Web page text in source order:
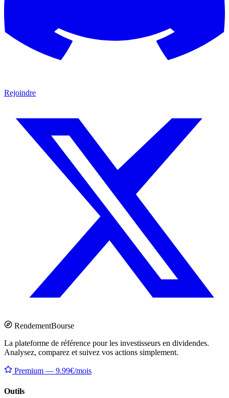
Rejoindre
RendementBourse
La plateforme de référence pour les investisseurs en dividendes.
Analysez, comparez et suivez vos actions simplement.
Premium — 9.99€/mois
Outils